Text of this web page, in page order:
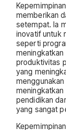
memberikan
setempat. Ia
inovatif untuk
seperti
produktivitas
yang
pendidikan
yang sangat